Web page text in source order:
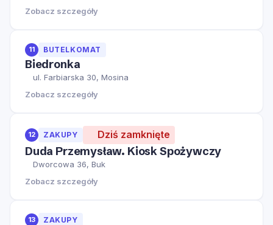
Zobacz szczegóły
11 BUTELKOMAT
Biedronka
ul. Farbiarska 30, Mosina
Zobacz szczegóły
12 ZAKUPY Dziś zamknięte
Duda Przemysław. Kiosk Spożywczy
Dworcowa 36, Buk
Zobacz szczegóły
13 ZAKUPY